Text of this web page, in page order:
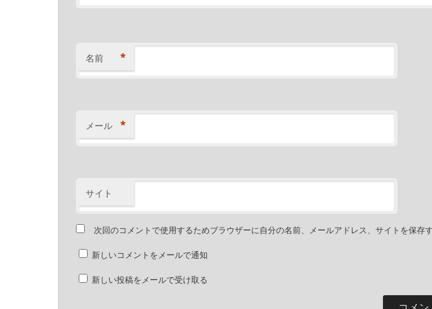
名前 *
メール *
サイト
次回のコメントで使用するためブラウザーに自分の名前、メールアドレス、サイトを保存
新しいコメントをメールで通知
新しい投稿をメールで受け取る